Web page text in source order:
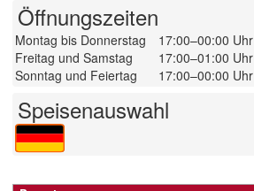
Öffnungszeiten
Montag bis Donnerstag
17:00–00:00 Uhr
Freitag und Samstag
17:00–01:00 Uhr
Sonntag und Feiertag
17:00–00:00 Uhr
Speisenauswahl